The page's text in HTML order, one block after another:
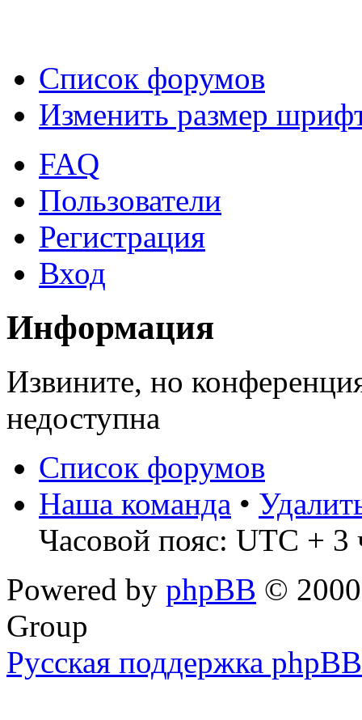
Список форумов
Изменить размер
FAQ
Пользователи
Регистрация
Вход
Информация
Извините, но
недоступна
Список форумов
Наша команда •
Часовой пояс: UTC + 3
Powered by phpBB ©
Group
Русская поддержка phpBB